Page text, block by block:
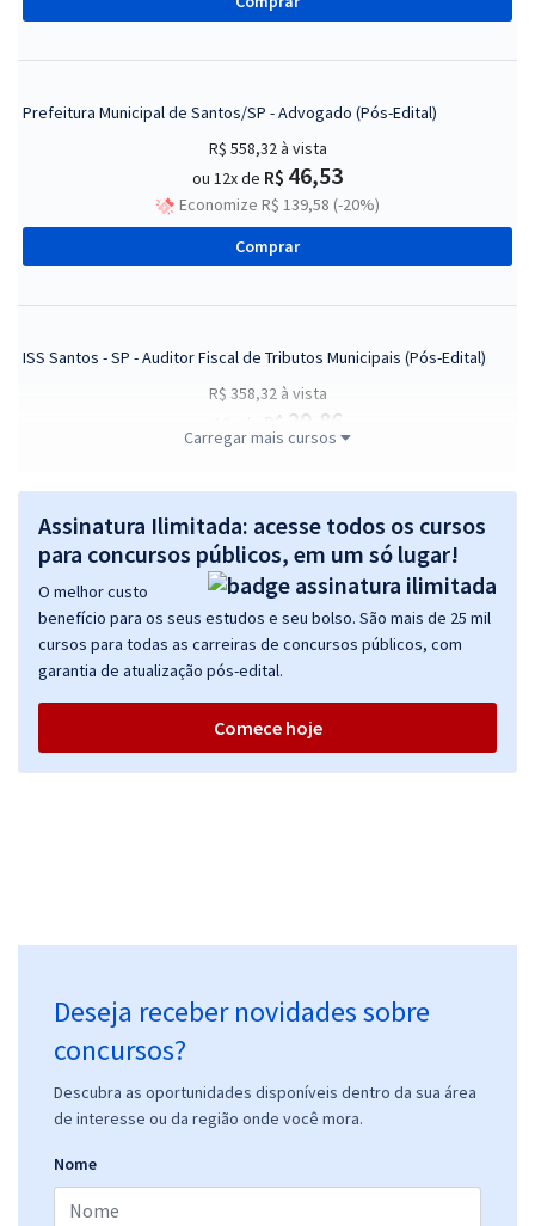
Prefeitura Municipal de Santos/SP - Advogado (Pós-Edital)
R$ 558,32à vista
ou 12x de R$ 46,53
Economize R$ 139,58 (-20%)
Comprar
ISS Santos - SP - Auditor Fiscal de Tributos Municipais (Pós-Edital)
R$ 358,32à vista
R$ 29,86
Economize R$ 89,58 (-20%)
Comprar
Prefeitura de Santos - SP - Biomédico (Pós-edital)
R$ 478,32à vista
ou 12x deR$
Comprar
Prefeitura de Santos - SP - Engenheiro Civil (Pós-Edital)
R$ 399,99à vista
Economize R$ 100,00 (-20%)
Carregar mais cursos
Assinatura Ilimitada: acesse todos os cursos
para concursos públicos, em um só lugar!
O melhor custo
benefício para os seus estudos e seu bolso. São mais de 25 mil
cursos para todas as carreiras de concursos públicos, com
garantia de atualização pós-edital.
Comece hoje
Deseja receber novidades sobre
concursos?
Descubra as oportunidades disponíveis dentro da sua área
de interesse ou da região onde você mora.
Nome